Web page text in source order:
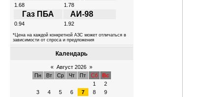
1.68 1.78
Газ ПБА АИ-98
0.94 1.92
*Цена на каждой конкретной АЗС может отличаться в
зависимости от спроса и предложения
Календарь
« Август 2026 »
Пн
Вт Ср Чт Пт Сб
Вс
1
2
3
4 5 6 7 8
9